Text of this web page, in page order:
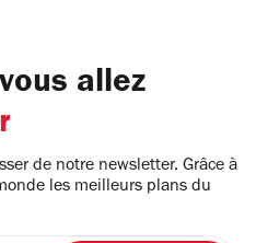
allez
de notre newsletter. Grâce à
les meilleurs plans du